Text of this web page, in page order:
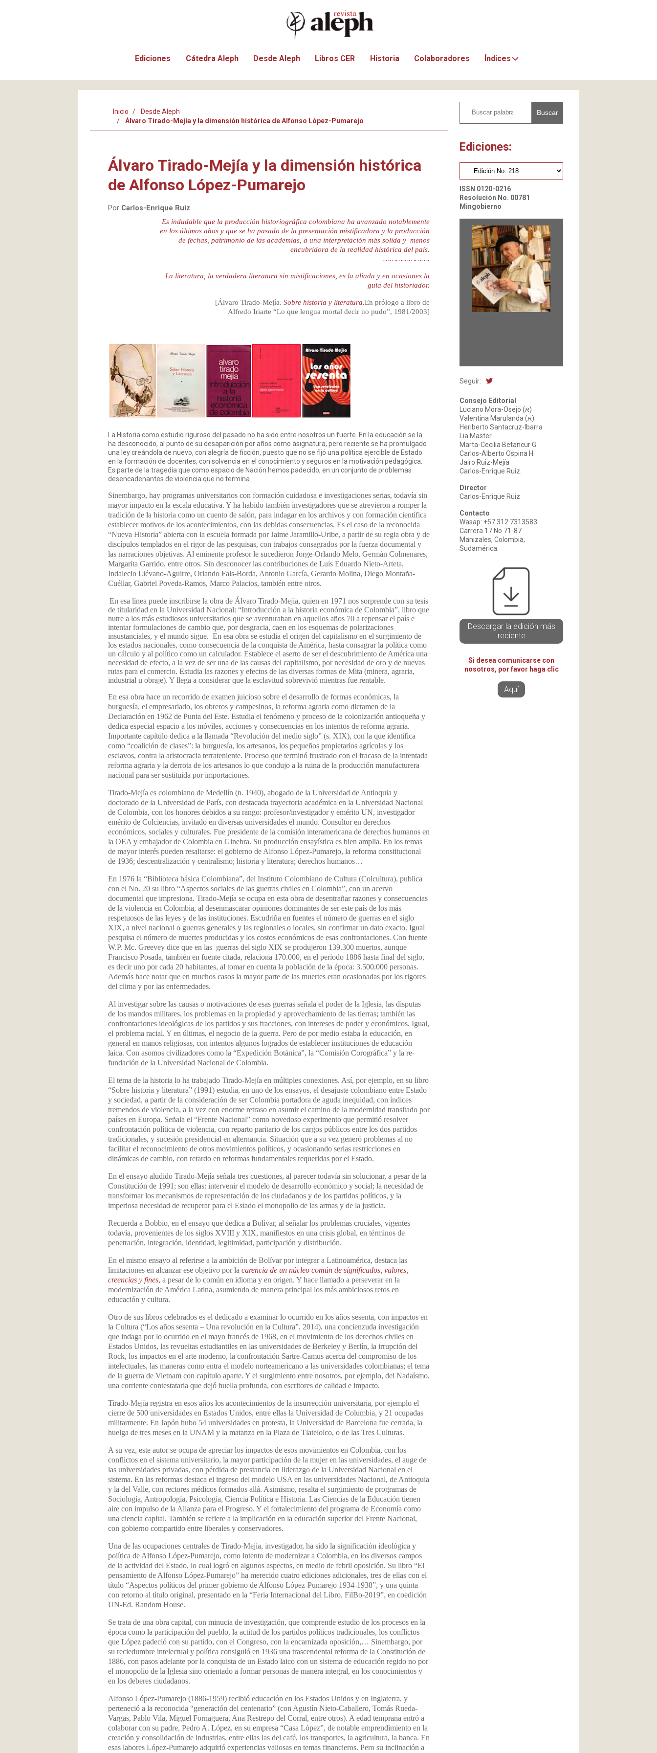
Ediciones Cátedra Aleph Desde Aleph Libros CER Historia Colaboradores Índices
Inicio
Desde Aleph
Álvaro Tirado-Mejía y la dimensión histórica de Alfonso López-Pumarejo
Álvaro Tirado-Mejía y la dimensión histórica
de Alfonso López-Pumarejo
Por Carlos-Enrique Ruiz
Es indudable que la producción historiográfica colombiana ha avanzado notablemente
en los últimos años y que se ha pasado de la presentación mistificadora y la producción
de fechas, patrimonio de las academias, a una interpretación más solida y menos
encubridora de la realidad histórica del país.
………………….
La literatura, la verdadera literatura sin mistificaciones, es la aliada y en ocasiones la
guía del historiador.
[Álvaro Tirado-Mejía.Sobre historia y literatura.En prólogo a libro de
Alfredo Iriarte “Lo que lengua mortal decir no pudo”, 1981/2003]
La Historia como estudio riguroso del pasado no ha sido entre nosotros un fuerte. En la educación se la
ha desconocido, al punto de su desaparición por años como asignatura, pero reciente se ha promulgado
una ley creándola de nuevo, con alegría de ficción, puesto que no se fijó una política ejercible de Estado
en la formación de docentes, con solvencia en el conocimiento y seguros en la motivación pedagógica.
Es parte de la tragedia que como espacio de Nación hemos padecido, en un conjunto de problemas
desencadenantes de violencia que no termina.
Sinembargo, hay programas universitarios con formación cuidadosa e investigaciones serias, todavía sin
mayor impacto en la escala educativa. Y ha habido también investigadores que se atrevieron a romper la
tradición de la historia como un cuento de salón, para indagar en los archivos y con formación científica
establecer motivos de los acontecimientos, con las debidas consecuencias. Es el caso de la reconocida
“Nueva Historia” abierta con la escuela formada por Jaime Jaramillo-Uribe, a partir de su regia obra y de
discípulos templados en el rigor de las pesquisas, con trabajos consagrados por la fuerza documental y
las narraciones objetivas. Al eminente profesor le sucedieron Jorge-Orlando Melo, Germán Colmenares,
Margarita Garrido, entre otros. Sin desconocer las contribuciones de Luis Eduardo Nieto-Arteta,
Indalecio Liévano-Aguirre, Orlando Fals-Borda, Antonio García, Gerardo Molina, Diego Montaña-
Cuéllar, Gabriel Poveda-Ramos, Marco Palacios, también entre otros.
En esa línea puede inscribirse la obra de Álvaro Tirado-Mejía, quien en 1971 nos sorprende con su tesis
de titularidad en la Universidad Nacional: “Introducción a la historia económica de Colombia”, libro que
nutre a los más estudiosos universitarios que se aventuraban en aquellos años 70 a repensar el país e
intentar formulaciones de cambio que, por desgracia, caen en los esquemas de polarizaciones
insustanciales, y el mundo sigue. En esa obra se estudia el origen del capitalismo en el surgimiento de
los estados nacionales, como consecuencia de la conquista de América, hasta consagrar la política como
un cálculo y al político como un calculador. Establece el aserto de ser el descubrimiento de América una
necesidad de efecto, a la vez de ser una de las causas del capitalismo, por necesidad de oro y de nuevas
rutas para el comercio. Estudia las razones y efectos de las diversas formas de Mita (minera, agraria,
industrial u obraje). Y llega a considerar que la esclavitud sobrevivió mientras fue rentable.
En esa obra hace un recorrido de examen juicioso sobre el desarrollo de formas económicas, la
burguesía, el empresariado, los obreros y campesinos, la reforma agraria como dictamen de la
Declaración en 1962 de Punta del Este. Estudia el fenómeno y proceso de la colonización antioqueña y
dedica especial espacio a los móviles, acciones y consecuencias en los intentos de reforma agraria.
Importante capítulo dedica a la llamada “Revolución del medio siglo” (s. XIX), con la que identifica
como “coalición de clases”: la burguesía, los artesanos, los pequeños propietarios agrícolas y los
esclavos, contra la aristocracia terrateniente. Proceso que terminó frustrado con el fracaso de la intentada
reforma agraria y la derrota de los artesanos lo que condujo a la ruina de la producción manufacturera
nacional para ser sustituida por importaciones.
Tirado-Mejía es colombiano de Medellín (n. 1940), abogado de la Universidad de Antioquia y
doctorado de la Universidad de París, con destacada trayectoria académica en la Universidad Nacional
de Colombia, con los honores debidos a su rango: profesor/investigador y emérito UN, investigador
emérito de Colciencias, invitado en diversas universidades el mundo. Consultor en derechos
económicos, sociales y culturales. Fue presidente de la comisión interamericana de derechos humanos en
la OEA y embajador de Colombia en Ginebra. Su producción ensayística es bien amplia. En los temas
de mayor interés pueden resaltarse: el gobierno de Alfonso López-Pumarejo, la reforma constitucional
de 1936; descentralización y centralismo; historia y literatura; derechos humanos…
En 1976 la “Biblioteca básica Colombiana”, del Instituto Colombiano de Cultura (Colcultura), publica
con el No. 20 su libro “Aspectos sociales de las guerras civiles en Colombia”, con un acervo
documental que impresiona. Tirado-Mejía se ocupa en esta obra de desentrañar razones y consecuencias
de la violencia en Colombia, al desenmascarar opiniones dominantes de ser este país de los más
respetuosos de las leyes y de las instituciones. Escudriña en fuentes el número de guerras en el siglo
XIX, a nivel nacional o guerras generales y las regionales o locales, sin confirmar un dato exacto. Igual
pesquisa el número de muertes producidas y los costos económicos de esas confrontaciones. Con fuente
W.P. Mc. Greevey dice que en las guerras del siglo XIX se produjeron 139.300 muertos, aunque
Francisco Posada, también en fuente citada, relaciona 170.000, en el período 1886 hasta final del siglo,
es decir uno por cada 20 habitantes, al tomar en cuenta la población de la época: 3.500.000 personas.
Además hace notar que en muchos casos la mayor parte de las muertes eran ocasionadas por los rigores
del clima y por las enfermedades.
Al investigar sobre las causas o motivaciones de esas guerras señala el poder de la Iglesia, las disputas
de los mandos militares, los problemas en la propiedad y aprovechamiento de las tierras; también las
confrontaciones ideológicas de los partidos y sus fracciones, con intereses de poder y económicos. Igual,
el problema racial. Y en últimas, el negocio de la guerra. Pero de por medio estaba la educación, en
general en manos religiosas, con intentos algunos logrados de establecer instituciones de educación
laica. Con asomos civilizadores como la “Expedición Botánica”, la “Comisión Corográfica” y la re-
fundación de la Universidad Nacional de Colombia.
El tema de la historia lo ha trabajado Tirado-Mejía en múltiples conexiones. Así, por ejemplo, en su libro
“Sobre historia y literatura” (1991) estudia, en uno de los ensayos, el desajuste colombiano entre Estado
y sociedad, a partir de la consideración de ser Colombia portadora de aguda inequidad, con índices
tremendos de violencia, a la vez con enorme retraso en asumir el camino de la modernidad transitado por
países en Europa. Señala el “Frente Nacional” como novedoso experimento que permitió resolver
confrontación política de violencia, con reparto paritario de los cargos públicos entre los dos partidos
tradicionales, y sucesión presidencial en alternancia. Situación que a su vez generó problemas al no
facilitar el reconocimiento de otros movimientos políticos, y ocasionando serias restricciones en
dinámicas de cambio, con retardo en reformas fundamentales requeridas por el Estado.
En el ensayo aludido Tirado-Mejía señala tres cuestiones, al parecer todavía sin solucionar, a pesar de la
Constitución de 1991; son ellas: intervenir el modelo de desarrollo económico y social; la necesidad de
transformar los mecanismos de representación de los ciudadanos y de los partidos políticos, y la
imperiosa necesidad de recuperar para el Estado el monopolio de las armas y de la justicia.
Recuerda a Bobbio, en el ensayo que dedica a Bolívar, al señalar los problemas cruciales, vigentes
todavía, provenientes de los siglos XVIII y XIX, manifiestos en una crisis global, en términos de
penetración, integración, identidad, legitimidad, participación y distribución.
En el mismo ensayo al referirse a la ambición de Bolívar por integrar a Latinoamérica, destaca las
limitaciones en alcanzar ese objetivo por la carencia de un núcleo común de significados, valores,
creencias y fines, a pesar de lo común en idioma y en origen. Y hace llamado a perseverar en la
modernización de América Latina, asumiendo de manera principal los más ambiciosos retos en
educación y cultura.
Otro de sus libros celebrados es el dedicado a examinar lo ocurrido en los años sesenta, con impactos en
la Cultura (“Los años sesenta – Una revolución en la Cultura”, 2014), una concienzuda investigación
que indaga por lo ocurrido en el mayo francés de 1968, en el movimiento de los derechos civiles en
Estados Unidos, las revueltas estudiantiles en las universidades de Berkeley y Berlín, la irrupción del
Rock, los impactos en el arte moderno, la confrontación Sartre-Camus acerca del compromiso de los
intelectuales, las maneras como entra el modelo norteamericano a las universidades colombianas; el tema
de la guerra de Vietnam con capítulo aparte. Y el surgimiento entre nosotros, por ejemplo, del Nadaísmo,
una corriente contestataria que dejó huella profunda, con escritores de calidad e impacto.
Tirado-Mejía registra en esos años los acontecimientos de la insurrección universitaria, por ejemplo el
cierre de 500 universidades en Estados Unidos, entre ellas la Universidad de Columbia, y 21 ocupadas
militarmente. En Japón hubo 54 universidades en protesta, la Universidad de Barcelona fue cerrada, la
huelga de tres meses en la UNAM y la matanza en la Plaza de Tlatelolco, o de las Tres Culturas.
A su vez, este autor se ocupa de apreciar los impactos de esos movimientos en Colombia, con los
conflictos en el sistema universitario, la mayor participación de la mujer en las universidades, el auge de
las universidades privadas, con pérdida de prestancia en liderazgo de la Universidad Nacional en el
sistema. En las reformas destaca el ingreso del modelo USA en las universidades Nacional, de Antioquia
y la del Valle, con rectores médicos formados allá. Asimismo, resalta el surgimiento de programas de
Sociología, Antropología, Psicología, Ciencia Política e Historia. Las Ciencias de la Educación tienen
aire con impulso de la Alianza para el Progreso. Y el fortalecimiento del programa de Economía como
una ciencia capital. También se refiere a la implicación en la educación superior del Frente Nacional,
con gobierno compartido entre liberales y conservadores.
Una de las ocupaciones centrales de Tirado-Mejía, investigador, ha sido la significación ideológica y
política de Alfonso López-Pumarejo, como intento de modernizar a Colombia, en los diversos campos
de la actividad del Estado, lo cual logró en algunos aspectos, en medio de febril oposición. Su libro “El
pensamiento de Alfonso López-Pumarejo” ha merecido cuatro ediciones adicionales, tres de ellas con el
título “Aspectos políticos del primer gobierno de Alfonso López-Pumarejo 1934-1938”, y una quinta
con retorno al título original, presentado en la “Feria Internacional del Libro, FilBo-2019”, en coedición
UN-Ed. Random House.
Se trata de una obra capital, con minucia de investigación, que comprende estudio de los procesos en la
época como la participación del pueblo, la actitud de los partidos políticos tradicionales, los conflictos
que López padeció con su partido, con el Congreso, con la encarnizada oposición,… Sinembargo, por
su reciedumbre intelectual y política consiguió en 1936 una trascendental reforma de la Constitución de
1886, con pasos adelante por la conquista de un Estado laico con un sistema de educación regido no por
el monopolio de la Iglesia sino orientado a formar personas de manera integral, en los conocimientos y
en los deberes ciudadanos.
Alfonso López-Pumarejo (1886-1959) recibió educación en los Estados Unidos y en Inglaterra, y
perteneció a la reconocida “generación del centenario” (con Agustín Nieto-Caballero, Tomás Rueda-
Vargas, Pablo Vila, Miguel Fornaguera, Ana Restrepo del Corral, entre otros). A edad temprana entró a
colaborar con su padre, Pedro A. López, en su empresa “Casa López”, de notable emprendimiento en la
creación y consolidación de industrias, entre ellas las del café, los transportes, la agricultura, la banca. En
esas labores López-Pumarejo adquirió experiencias valiosas en temas financieros. Pero su inclinación a
Buscar
Ediciones:
ISSN 0120-0216
Resolución No. 00781
Mingobierno
Seguir:
Consejo Editorial
Luciano Mora-Osejo (א)
Valentina Marulanda (א)
Heriberto Santacruz-Ibarra
Lia Master
Marta-Cecilia Betancur G.
Carlos-Alberto Ospina H.
Jairo Ruiz-Mejía
Carlos-Enrique Ruiz.
Director
Carlos-Enrique Ruiz
Contacto
Wasap: +57 312 7313583
Carrera 17 No 71-87
Manizales, Colombia,
Sudamérica.
Descargar la edición más
reciente
Si desea comunicarse con
nosotros, por favor haga clic
Aquí